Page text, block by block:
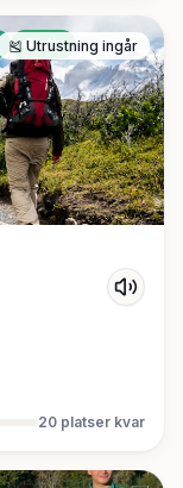
Gratis
🎽 Utrustning ingår
20 platser kvar